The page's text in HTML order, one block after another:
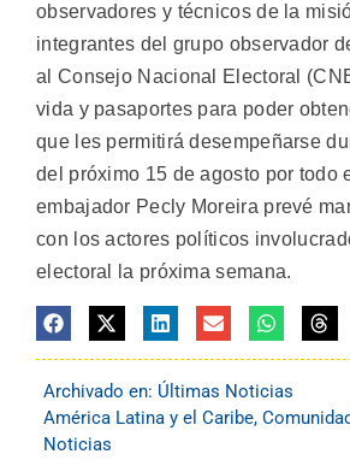
observadores y técnicos de la
integrantes del grupo observador
al Consejo Nacional Electoral
vida y pasaportes para poder
que les permitirá desempeñarse
del próximo 15 de agosto por todo
embajador Pecly Moreira prevé
con los actores políticos
electoral la próxima semana.
Archivado en: Últimas Noticias
América Latina y el Caribe,
Noticias